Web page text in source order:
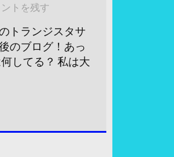
トを残す
トランジスタサ
のブログ！あっ
してる？ 私は大